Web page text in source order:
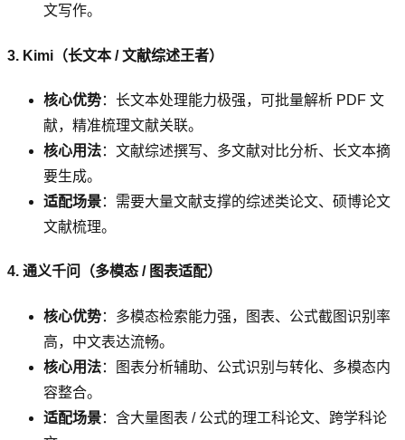
文写作。
3. Kimi（长文本 / 文献综述王者）
核心优势：长文本处理能力极强，可批量解析 PDF 文
献，精准梳理文献关联。
核心用法：文献综述撰写、多文献对比分析、长文本摘
要生成。
适配场景：需要大量文献支撑的综述类论文、硕博论文
文献梳理。
4. 通义千问（多模态 / 图表适配）
核心优势：多模态检索能力强，图表、公式截图识别率
高，中文表达流畅。
核心用法：图表分析辅助、公式识别与转化、多模态内
容整合。
适配场景：含大量图表 / 公式的理工科论文、跨学科论